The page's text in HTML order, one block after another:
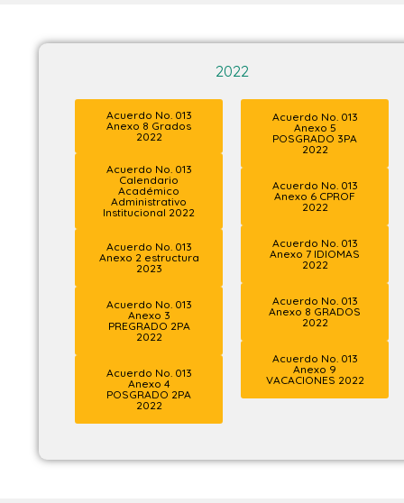
2022
Acuerdo No. 013
Anexo 8 Grados
2022
Acuerdo No. 013
Calendario
Académico
Administrativo
Institucional 2022
Acuerdo No. 013
Anexo 2 estructura
2023
Acuerdo No. 013
Anexo 3
PREGRADO 2PA
2022
Acuerdo No. 013
Anexo 4
POSGRADO 2PA
2022
Acuerdo No. 013
Anexo 5
POSGRADO 3PA
2022
Acuerdo No. 013
Anexo 6 CPROF
2022
Acuerdo No. 013
Anexo 7 IDIOMAS
2022
Acuerdo No. 013
Anexo 8 GRADOS
2022
Acuerdo No. 013
Anexo 9
VACACIONES 2022